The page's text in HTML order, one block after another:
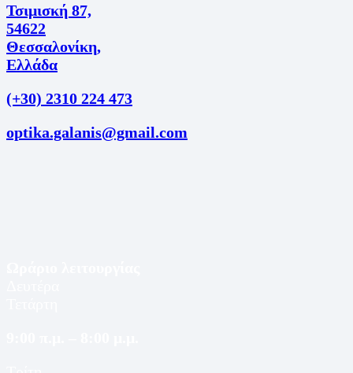
Τσιμισκή 87,
54622
Θεσσαλονίκη,
Ελλάδα
(+30) 2310 224 473
optika.galanis@gmail.com